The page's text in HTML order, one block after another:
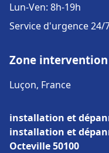
Lun-Ven: 8h-19h
Service d'urgence 24/
Zone intervention
Luçon, France
installation et
installation et
Octeville 50100